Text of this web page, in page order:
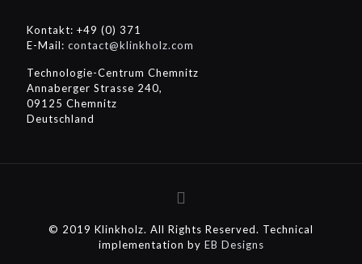
Kontakt: +49 (0) 371
E-Mail: contact@klinkholz.com
Technologie-Centrum Chemnitz
Annaberger Strasse 240,
09125 Chemnitz
Deutschland
© 2019 Klinkholz. All Rights Reserved. Technical
implementation by EB Designs